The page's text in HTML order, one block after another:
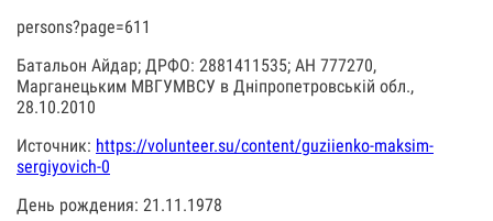
persons?page=611
Батальон Айдар; ДРФО: 2881411535; АН 777270,
Марганецьким МВГУМВСУ в Дніпропетровській обл.,
28.10.2010
Источник: https://volunteer.su/content/guziienko-maksim-
sergiyovich-0
День рождения: 21.11.1978